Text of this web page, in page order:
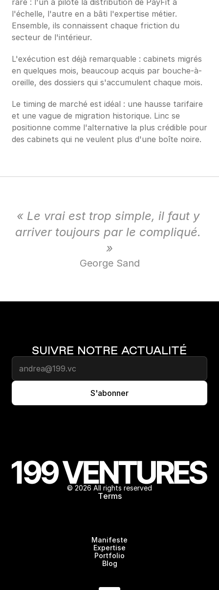
rare : l'un a piloté la distribution de PayFit à
l'échelle, l'autre en a bâti l'expertise métier.
Ensemble, ils connaissent chaque friction du
secteur de l'intérieur.
L'exécution est déjà remarquable : cabinets migrés
en quelques mois, beaucoup acquis par bouche-à-
oreille, des dossiers qui s'accumulent chaque mois.
Le timing de marché est idéal : une hausse tarifaire
et une vague de migration historique. Linc se
positionne comme l'alternative la plus crédible pour
des cabinets qui ne veulent plus d'une boîte noire.
« Le vrai est trop simple, il faut y
arriver toujours par le compliqué.
»
George Sand
SUIVRE NOTRE ACTUALITÉ
© 2026 All rights reserved
Terms
Manifeste
Expertise
Portfolio
Blog